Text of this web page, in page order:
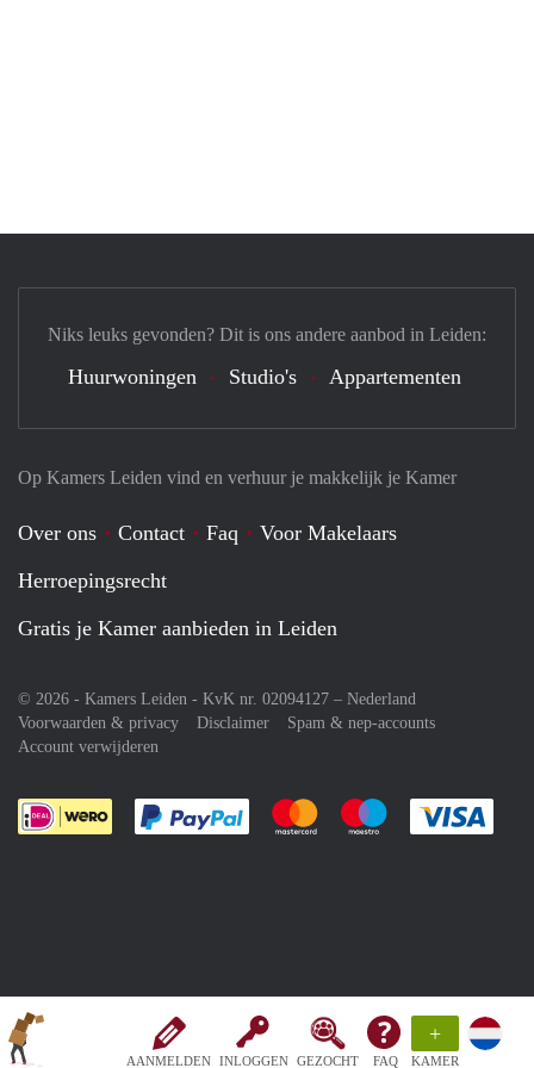
AANMELDEN INLOGGEN GEZOCHT FAQ
+
KAMER
Op Kamers Leiden vind en verhuur je makkelijk je Kamer
Over ons Contact Faq
Voor Makelaars
Herroepingsrecht
Gratis je Kamer aanbieden in Leiden
© 2026 - Kamers Leiden - KvK nr. 02094127 – Nederland
Voorwaarden & privacy
Disclaimer
Spam & nep-accounts
Account verwijderen
Je rekent gemakkelijk af met Paypal
Je rekent gemakkelijk af met
Je rekent
Niks leuks gevonden? Dit is ons andere aanbod in Leiden:
Huurwoningen Studio's Appartementen